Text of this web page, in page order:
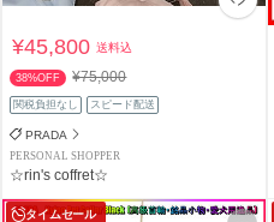
¥45,800送料込
38%OFF ¥75,000
関税負担なし スピード配送
PRADA
PERSONAL SHOPPER
☆rin's coffret☆
タイムセール